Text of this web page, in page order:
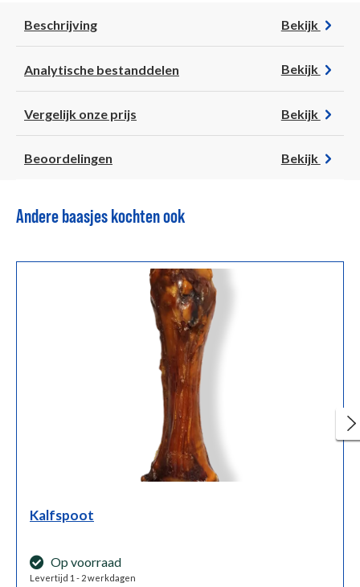
Beschrijving Bekijk
Analytische bestanddelen Bekijk
Vergelijk onze prijs Bekijk
Beoordelingen Bekijk
Andere baasjes kochten ook
Kalfspoot
Op voorraad
Levertijd 1 - 2 werkdagen